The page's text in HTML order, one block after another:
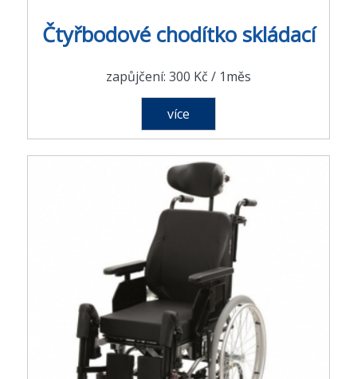
Čtyřbodové chodítko skládací
zapůjčení: 300 Kč / 1měs
více